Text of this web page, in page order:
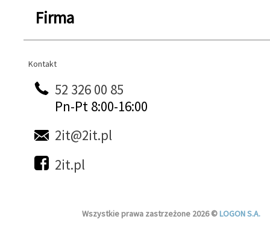
Firma
Kontakt
Kontakt
52 326 00 85
Pn-Pt 8:00-16:00
2it@2it.pl
2it.pl
Wszystkie prawa zastrzeżone 2026 ©LOGON S.A.